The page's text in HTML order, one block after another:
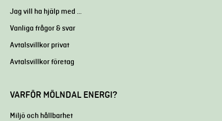
Jag vill ha hjälp med …
Vanliga frågor & svar
Avtalsvillkor privat
Avtalsvillkor företag
VARFÖR MÖLNDAL ENERGI?
Miljö och hållbarhet